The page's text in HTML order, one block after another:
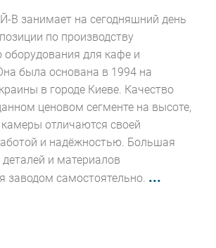
В занимает на сегодняшний день
по производству
оборудования для кафе и
была основана в 1994 на
в городе Киеве. Качество
ценовом сегменте на высоте,
отличаются своей
и надёжностью. Большая
и материалов
заводом самостоятельно. ...